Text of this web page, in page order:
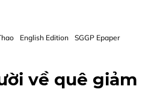
English Edition SGGP Epaper
về quê giảm